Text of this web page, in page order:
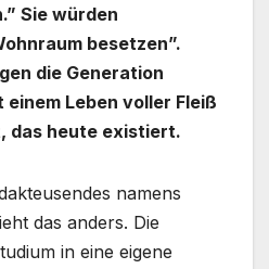
Sie würden
besetzen”.
die Generation
Leben voller Fleiß
das heute existiert.
namens
das anders. Die
in eine eigene